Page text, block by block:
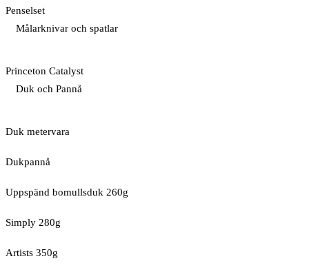
Penselset
Målarknivar och spatlar
Princeton Catalyst
Duk och Pannå
Duk metervara
Dukpannå
Uppspänd bomullsduk 260g
Simply 280g
Artists 350g